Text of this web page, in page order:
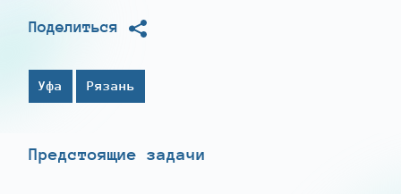
Поделиться
Уфа Рязань
Предстоящие задачи